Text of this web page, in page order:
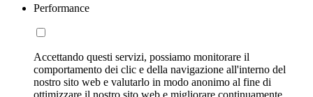
Performance
Accettando questi servizi, possiamo monitorare il
comportamento dei clic e della navigazione all'interno del
nostro sito web e valutarlo in modo anonimo al fine di
ottimizzare il nostro sito web e migliorare continuamente